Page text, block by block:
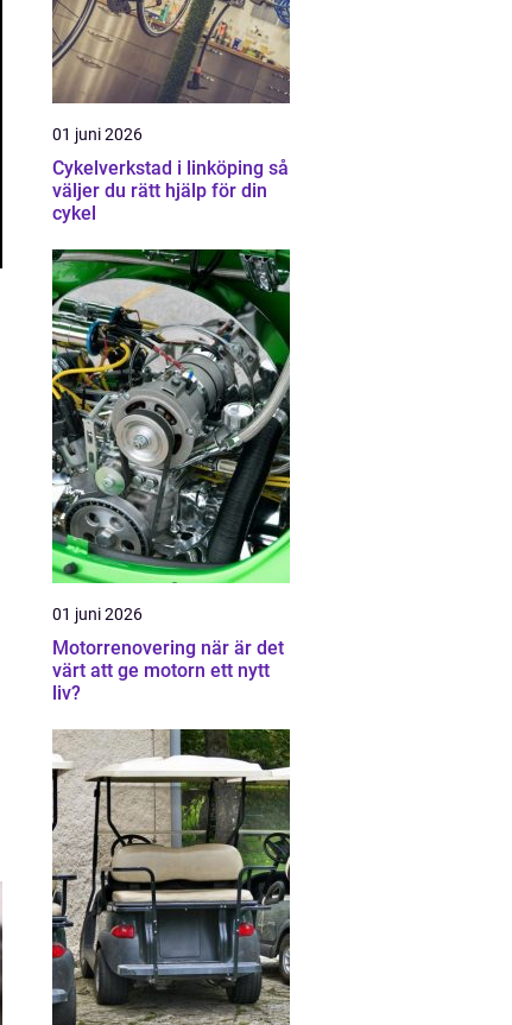
01 juni 2026
Cykelverkstad i linköping så
väljer du rätt hjälp för din
cykel
01 juni 2026
Motorrenovering när är det
värt att ge motorn ett nytt
liv?